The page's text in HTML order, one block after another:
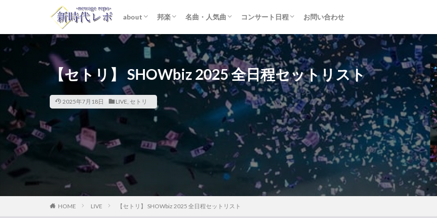
about
ライター紹介
プライバシーポリシー
免責事項
邦楽
STARTO ENTERTAINMENT (旧ジャニーズ)
女性アイドル
K-POP
洋楽
名曲・人気曲
おすすめアルバム
歌詞考察
コンサート日程
セトリ・まとめ
ライブレポ
カード枠
お問い合わせ
【セトリ】 SHOWbiz 2025 全日程セットリスト
2025年7月18日 LIVE, セトリ
HOME LIVE 【セトリ】 SHOWbiz 2025 全日程セットリスト